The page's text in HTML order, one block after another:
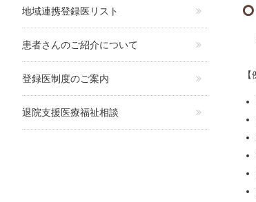
地域連携登録医リスト
患者さんのご紹介について
登録医制度のご案内
退院支援医療福祉相談